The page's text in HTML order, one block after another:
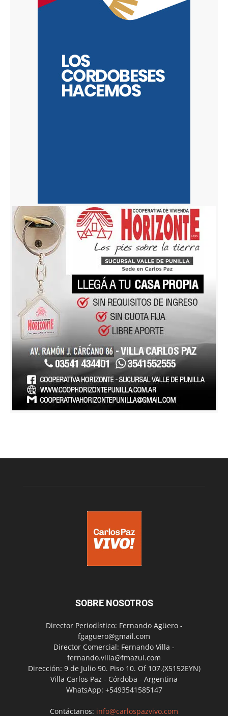
SOBRE NOSOTROS
Director Periodístico: Fernando Agüero -
fgaguero@gmail.com
Director Comercial: Fernando Villa -
fernando.villa@fmazul.com
Dirección: 9 de Julio 90. Piso 10. Of 107.(X5152EYN)
Villa Carlos Paz - Córdoba - Argentina
WhatsApp: +5493541585147
Contáctanos: info@carlospazvivo.com